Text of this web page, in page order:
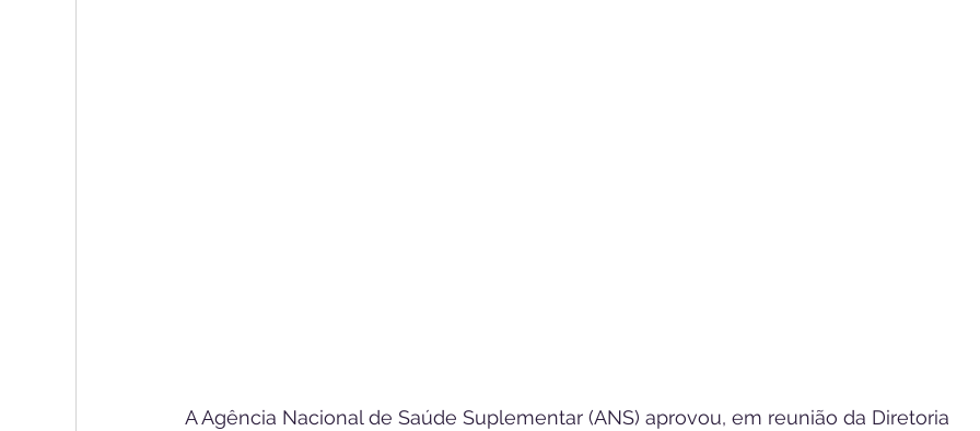
A Agência Nacional de Saúde Suplementar (ANS) aprovou, em reunião da Diretoria